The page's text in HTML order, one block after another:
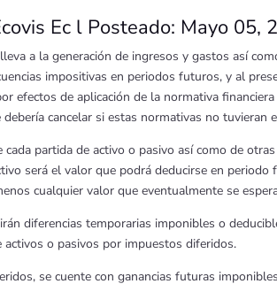
Ec l Posteado: Mayo 05,
a la generación de ingresos y gastos así
impositivas en periodos futuros, y al
efectos de aplicación de la normativa
cancelar si estas normativas no tuvieran
partida de activo o pasivo así como de
será el valor que podrá deducirse en
cualquier valor que eventualmente se
diferencias temporarias imponibles o
o pasivos por impuestos diferidos.
se cuente con ganancias futuras